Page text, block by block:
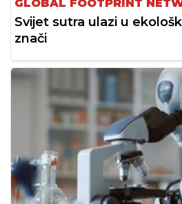
GLOBAL FOOTPRINT
Svijet sutra ulazi u
znači